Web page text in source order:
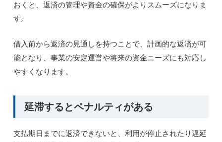
おくと、返済の管理や資金の確保がよりスムーズになりま
す。
借入前から返済の見通しを持つことで、計画的な返済が可
能となり、事業の安定運営や将来の資金ニーズにも対応し
やすくなります。
延滞するとペナルティがある
支払期日までに返済できないと、利用が停止されたり遅延